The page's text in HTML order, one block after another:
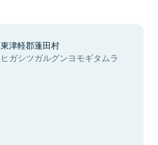
東津軽郡蓬田村
ヒガシツガルグンヨモギタムラ